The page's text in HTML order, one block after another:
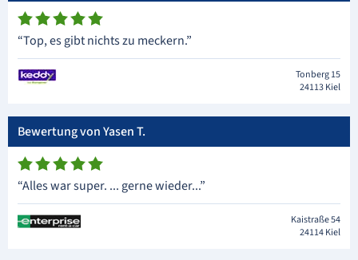
“Top, es gibt nichts zu meckern.”
Tonberg 15
24113 Kiel
Bewertung von Yasen T.
“Alles war super. ... gerne wieder...”
Kaistraße 54
24114 Kiel